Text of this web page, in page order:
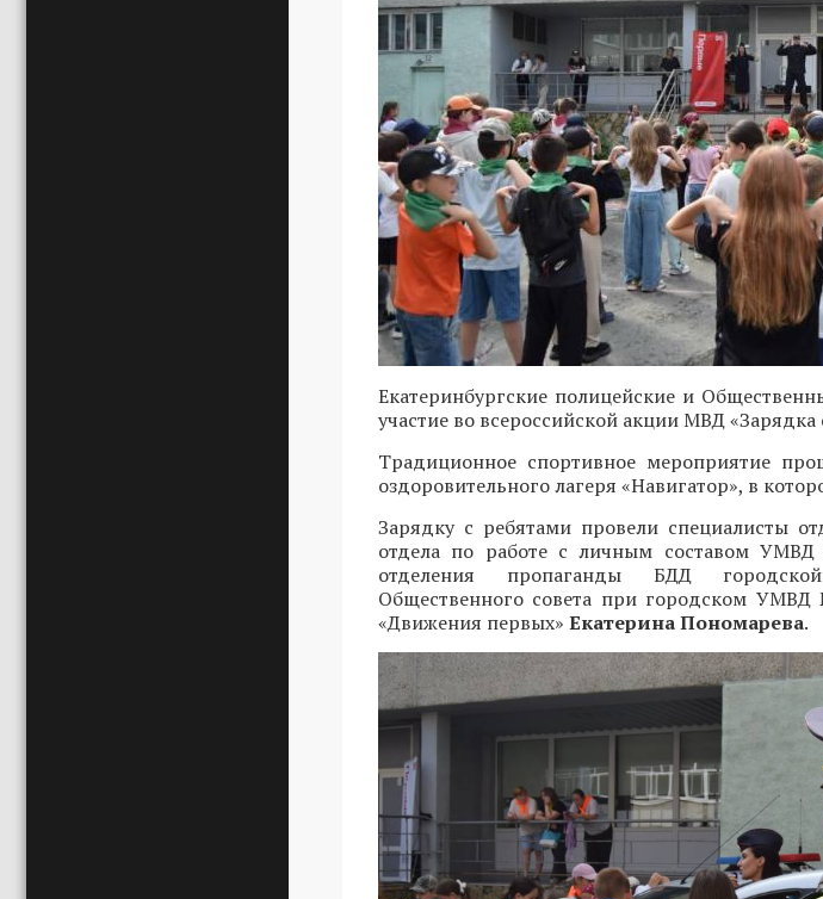
Екатеринбургские полицейские и
участие во всероссийской акции МВД
Традиционное спортивное мероприятие
оздоровительного лагеря «Навигатор», в
Зарядку с ребятами провели специалисты
отдела по работе с личным составом УМВД
отделения пропаганды БДД городской
Общественного совета при городском УМВД
«Движения первых» Екатерина Пономарева.